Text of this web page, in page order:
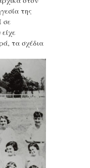
της
σε
τα σχέδια